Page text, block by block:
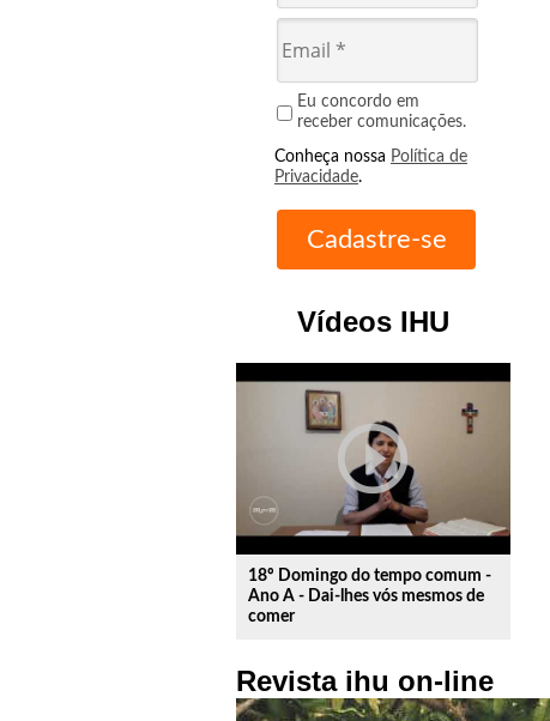
Eu concordo em
receber comunicações.
Conheça nossa Política de
Privacidade.
Vídeos IHU
play_circle_outline
18º Domingo do tempo comum -
Ano A - Dai-lhes vós mesmos de
comer
Revista ihu on-line